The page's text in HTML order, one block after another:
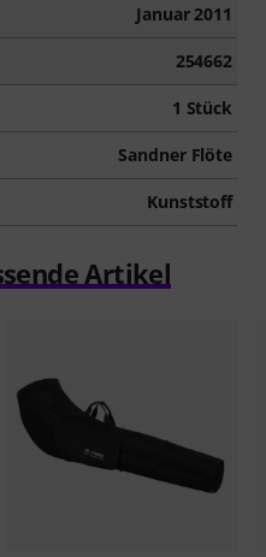
Januar 2011
254662
1 Stück
Sandner Flöte
Kunststoff
Artikel